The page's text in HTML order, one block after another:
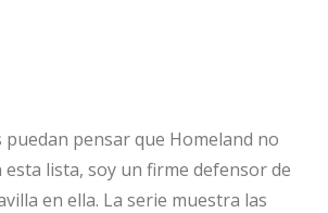
puedan pensar que Homeland no
esta lista, soy un firme defensor de
en ella. La serie muestra las